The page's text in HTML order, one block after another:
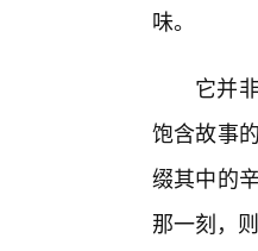
味。
它并
饱含故事
缀其中的
那一刻，